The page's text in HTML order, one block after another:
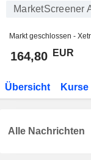
MarketScreener
Markt geschlossen -
164,80 EUR
Übersicht Kurse
Alle Nachrichten